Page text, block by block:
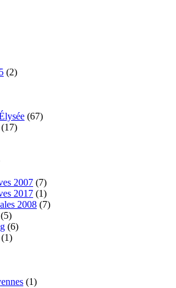
(2)
(67)
(17)
2007 (7)
2017 (1)
2008 (7)
(5)
(6)
(1)
(1)